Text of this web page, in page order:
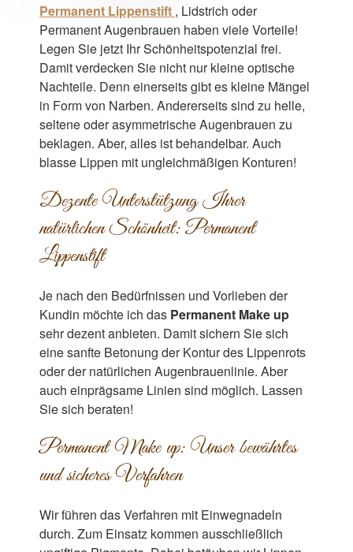
Permanent Lippenstift , Lidstrich oder
Permanent Augenbrauen haben viele Vorteile!
Legen Sie jetzt Ihr Schönheitspotenzial frei.
Damit verdecken Sie nicht nur kleine optische
Nachteile. Denn einerseits gibt es kleine Mängel
in Form von Narben. Andererseits sind zu helle,
seltene oder asymmetrische Augenbrauen zu
beklagen. Aber, alles ist behandelbar. Auch
blasse Lippen mit ungleichmäßigen Konturen!
Dezente Unterstützung Ihrer
natürlichen Schönheit: Permanent
Lippenstift
Je nach den Bedürfnissen und Vorlieben der
Kundin möchte ich das Permanent Make up
sehr dezent anbieten. Damit sichern Sie sich
eine sanfte Betonung der Kontur des Lippenrots
oder der natürlichen Augenbrauenlinie. Aber
auch einprägsame Linien sind möglich. Lassen
Sie sich beraten!
Permanent Make up: Unser bewährtes
und sicheres Verfahren
Wir führen das Verfahren mit Einwegnadeln
durch. Zum Einsatz kommen ausschließlich